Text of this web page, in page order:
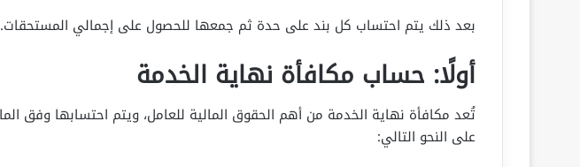
بعد ذلك يتم احتساب كل بند على حدة ثم جمعها للحصول على إجمالي المستحقات.
أولًا: حساب مكافأة نهاية الخدمة
على النحو التالي: